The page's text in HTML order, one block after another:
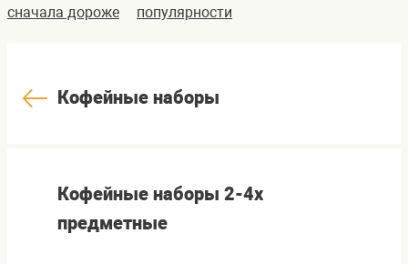
сначала дороже
популярности
Кофейные наборы
Кофейные наборы 2-4х
предметные